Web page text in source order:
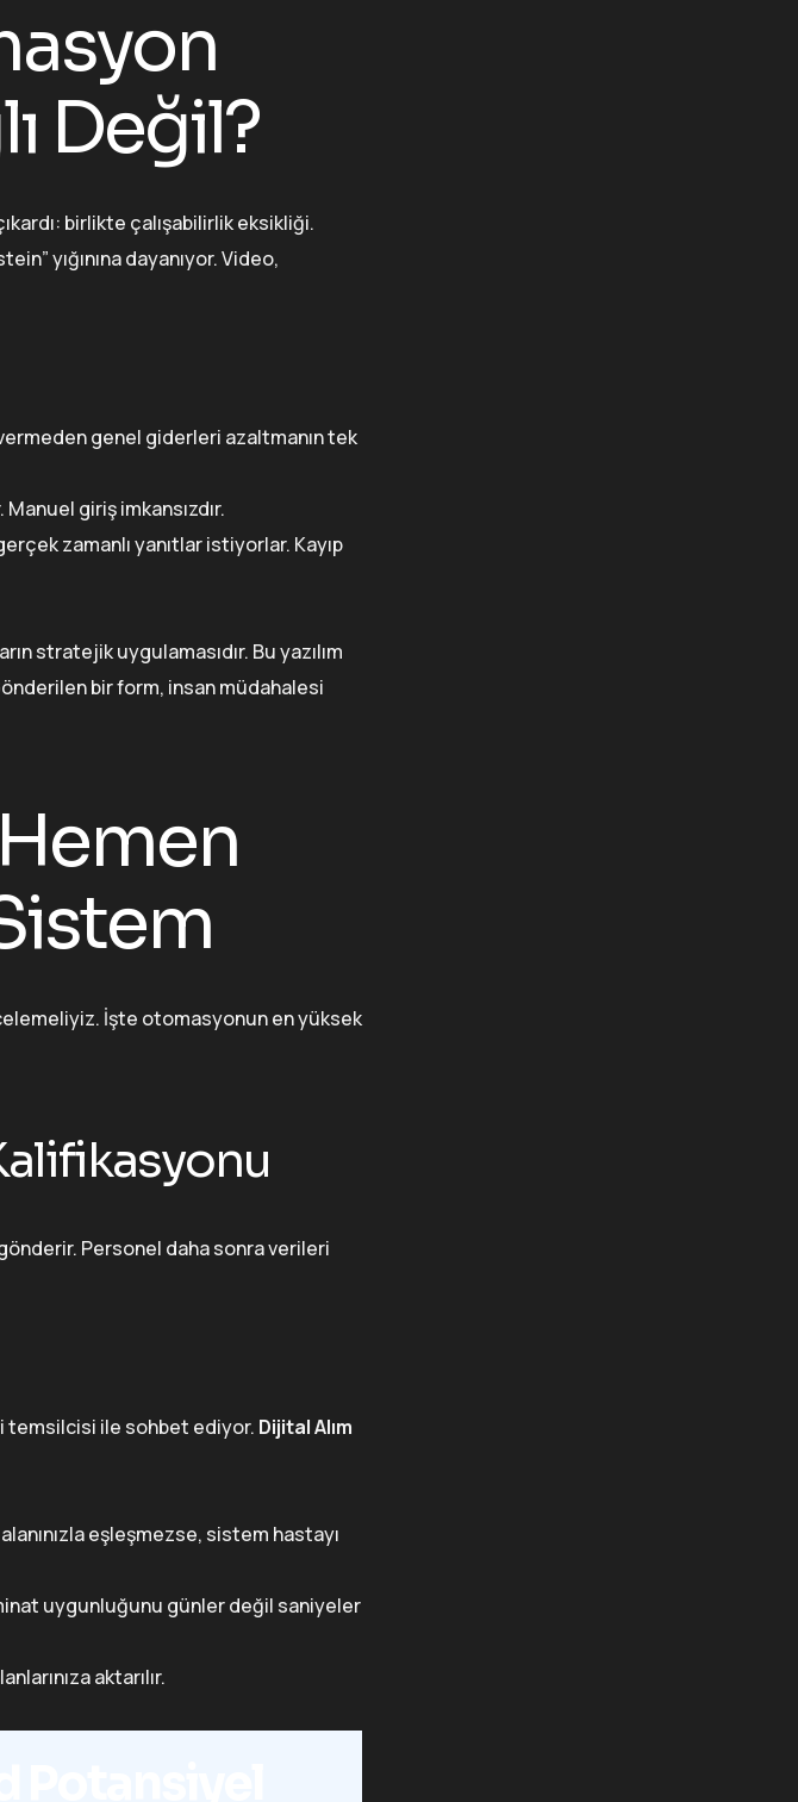
Değil?
birlikte çalışabilirlik eksikliği.
yığınına dayanıyor. Video,
genel giderleri azaltmanın tek
giriş imkansızdır.
zamanlı yanıtlar istiyorlar. Kayıp
stratejik uygulamasıdır. Bu yazılım
bir form, insan müdahalesi
İşte otomasyonun en yüksek
Personel daha sonra verileri
temsilcisi ile sohbet ediyor. Dijital Alım
eşleşmezse, sistem hastayı
uygunluğunu günler değil saniyeler
aktarılır.